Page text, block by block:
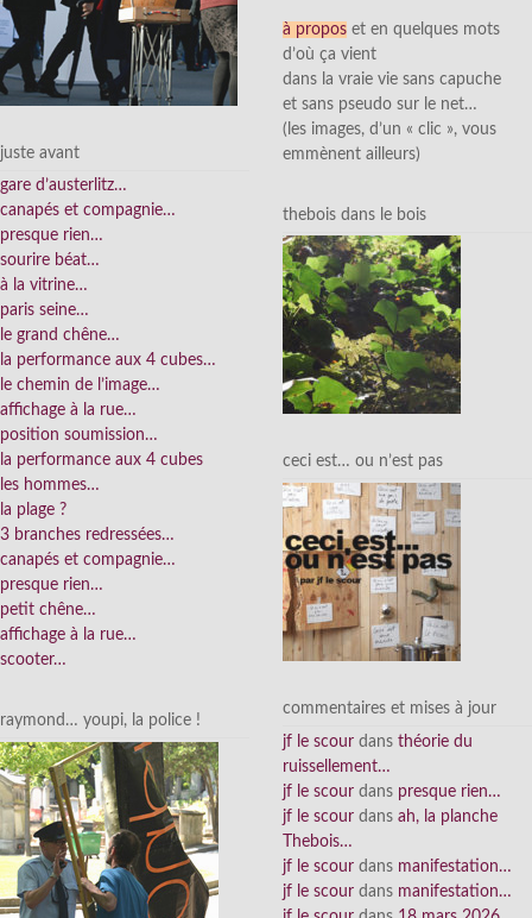
juste avant
gare d’austerlitz…
canapés et compagnie…
presque rien…
sourire béat…
à la vitrine…
paris seine…
le grand chêne…
la performance aux 4 cubes…
le chemin de l’image…
affichage à la rue…
position soumission…
la performance aux 4 cubes
les hommes…
la plage ?
3 branches redressées…
canapés et compagnie…
presque rien…
petit chêne…
affichage à la rue…
scooter…
raymond… youpi, la police !
à propos et en quelques mots
d’où ça vient
dans la vraie vie sans capuche
et sans pseudo sur le net…
(les images, d’un « clic », vous
emmènent ailleurs)
thebois dans le bois
ceci est… ou n’est pas
commentaires et mises à jour
jf le scour dans théorie du
ruissellement…
jf le scour dans presque rien…
jf le scour dans ah, la planche
Thebois…
jf le scour dans manifestation…
jf le scour dans manifestation…